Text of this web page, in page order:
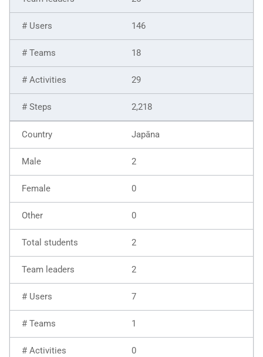
146
18
29
2,218
Japāna
2
0
0
2
2
7
1
0